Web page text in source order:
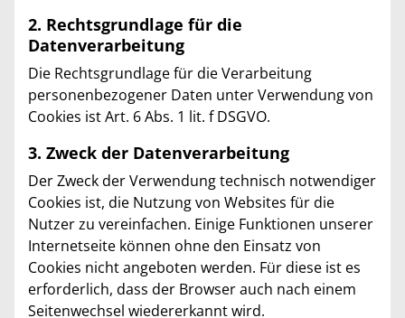
2. Rechtsgrundlage für die
Datenverarbeitung
Die Rechtsgrundlage für die Verarbeitung
personenbezogener Daten unter Verwendung von
Cookies ist Art. 6 Abs. 1 lit. f DSGVO.
3. Zweck der Datenverarbeitung
Der Zweck der Verwendung technisch notwendiger
Cookies ist, die Nutzung von Websites für die
Nutzer zu vereinfachen. Einige Funktionen unserer
Internetseite können ohne den Einsatz von
Cookies nicht angeboten werden. Für diese ist es
erforderlich, dass der Browser auch nach einem
Seitenwechsel wiedererkannt wird.